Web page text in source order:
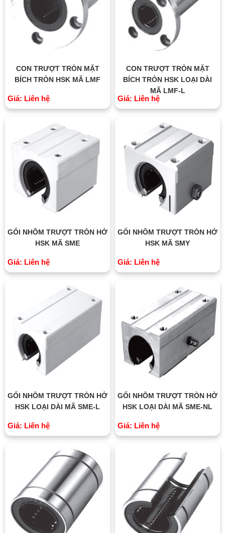
CON TRƯỢT TRÒN MẶT
BÍCH TRÒN HSK MÃ LMF
Giá: Liên hệ
CON TRƯỢT TRÒN MẶT
BÍCH TRÒN HSK LOẠI DÀI
MÃ LMF-L
Giá: Liên hệ
GỐI NHÔM TRƯỢT TRÒN HỞ
HSK MÃ SME
Giá: Liên hệ
GỐI NHÔM TRƯỢT TRÒN HỞ
HSK MÃ SMY
Giá: Liên hệ
GỐI NHÔM TRƯỢT TRÒN HỞ
HSK LOẠI DÀI MÃ SME-L
Giá: Liên hệ
GỐI NHÔM TRƯỢT TRÒN HỞ
HSK LOẠI DÀI MÃ SME-NL
Giá: Liên hệ